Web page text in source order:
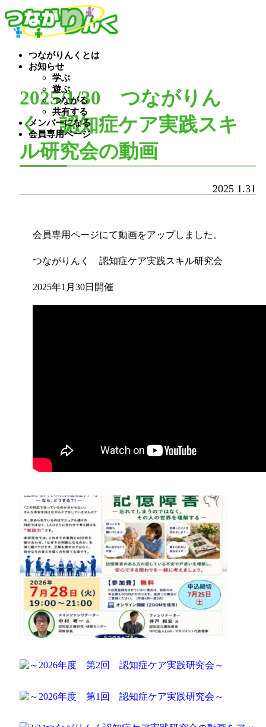
つながりんくとは
お知らせ
学ぶ
遊ぶ
つながる
共有する
メンバーになる
会員専用ページ
2025/1/30 つながりん
く 認知症ケア実践スキ
ル研究会の動画
2025 1.31
会員専用ページにて動画をアップしました。
つながりんく 認知症ケア実践スキル研究会
2025年1月30日開催